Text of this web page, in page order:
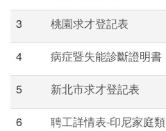
3 桃園求才登記表
4 病症暨失能診斷證明書
5 新北市求才登記表
6 聘工詳情表-印尼家庭類